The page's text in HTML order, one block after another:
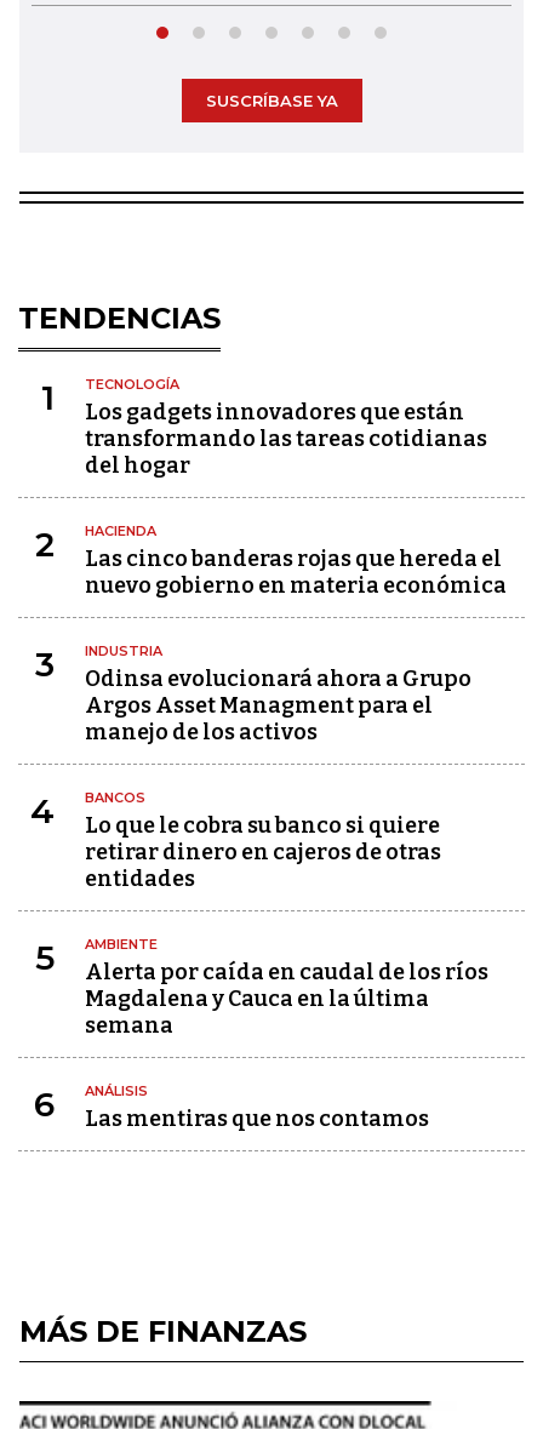
SUSCRÍBASE YA
TENDENCIAS
1 TECNOLOGÍA
Los gadgets innovadores que están
transformando las tareas cotidianas
del hogar
2 HACIENDA
Las cinco banderas rojas que hereda el
nuevo gobierno en materia económica
3 INDUSTRIA
Odinsa evolucionará ahora a Grupo
Argos Asset Managment para el
manejo de los activos
4 BANCOS
Lo que le cobra su banco si quiere
retirar dinero en cajeros de otras
entidades
5 AMBIENTE
Alerta por caída en caudal de los ríos
Magdalena y Cauca en la última
semana
6 ANÁLISIS
Las mentiras que nos contamos
MÁS DE FINANZAS